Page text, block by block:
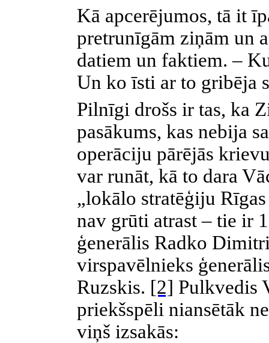
Kā apcerējumos, tā it
pretrunīgām ziņām un
datiem un faktiem. –
Un ko īsti ar to gribēja
Pilnīgi drošs ir tas, ka
pasākums, kas nebija
operāciju pārējās
var runāt, kā to dara
„lokālo stratēģiju
nav grūti atrast – tie ir
ģenerālis Radko
virspavēlnieks
Ruzskis. [2] Pulkvedis
priekšspēli niansētāk
viņš izsakās: